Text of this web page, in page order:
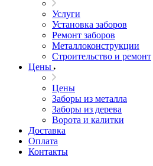
Услуги
Установка заборов
Ремонт заборов
Металлоконструкции
Строительство и ремонт
Цены
Цены
Заборы из металла
Заборы из дерева
Ворота и калитки
Доставка
Оплата
Контакты